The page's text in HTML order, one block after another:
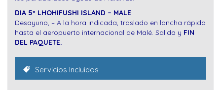
DIA 5º LHOHIFUSHI ISLAND – MALE
Desayuno, – A la hora indicada, traslado en lancha rápida
hasta el aeropuerto internacional de Malé. Salida y FIN
DEL PAQUETE.
Servicios Incluidos